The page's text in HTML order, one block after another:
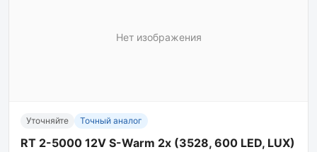
Нет изображения
Уточняйте Точный аналог
RT 2-5000 12V S-Warm 2x (3528, 600 LED, LUX)